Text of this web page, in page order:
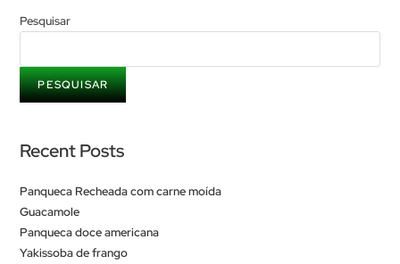
Pesquisar
PESQUISAR
Recent Posts
Panqueca Recheada com carne moída
Guacamole
Panqueca doce americana
Yakissoba de frango